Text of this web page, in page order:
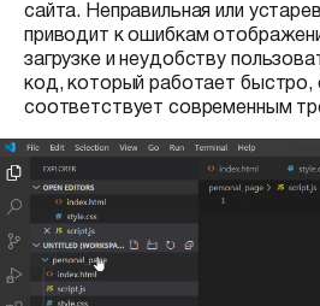
сайта. Неправильная или
приводит к ошибкам
загрузке и неудобству
код, который работает быстро,
соответствует современным